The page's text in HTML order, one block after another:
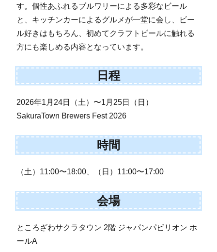
す。個性あふれるブルワリーによる多彩なビール
と、キッチンカーによるグルメが一堂に会し、ビー
ル好きはもちろん、初めてクラフトビールに触れる
方にも楽しめる内容となっています。
日程
2026年1月24日（土）〜1月25日（日）
SakuraTown Brewers Fest 2026
時間
（土）11:00〜18:00、（日）11:00〜17:00
会場
ところざわサクラタウン 2階 ジャパンパビリオン ホ
ールA